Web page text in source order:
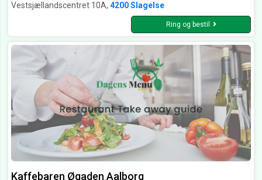
Vestsjællandscentret 10A, 4200 Slagelse
Ring og bestil
Kaffebaren Øgaden Aalborg